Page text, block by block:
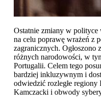
Ostatnie zmiany w
na celu poprawę wrażeń z
zagranicznych. Ogłoszono
różnych narodowości, w
Portugalii. Celem tego
bardziej inkluzywnym i
odwiedzić rozległe
Kamczacki i obwody